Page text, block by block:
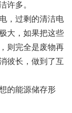
许多。
，过剩的清洁电
大，如果把这些
则完全是废物再
彼长，做到了互
的能源储存形